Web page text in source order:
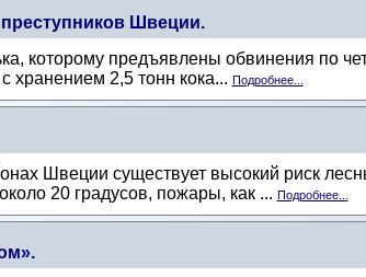
Швеции.
которому предъявлены обвинения по
хранением 2,5 тонн кока... Подробнее...
Швеции существует высокий риск
20 градусов, пожары, как ... Подробнее...